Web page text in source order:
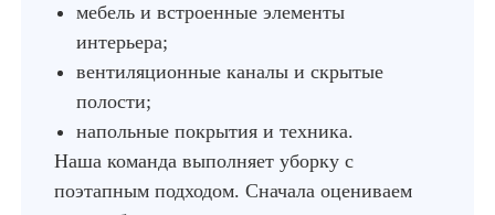
мебель и встроенные элементы
интерьера;
вентиляционные каналы и скрытые
полости;
напольные покрытия и техника.
Наша команда выполняет уборку с
поэтапным подходом. Сначала оцениваем